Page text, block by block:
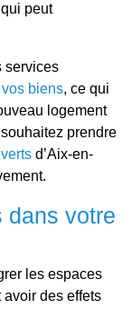
peut
services
biens, ce qui
logement
prendre
d’Aix-en-
dans votre
les espaces
des effets